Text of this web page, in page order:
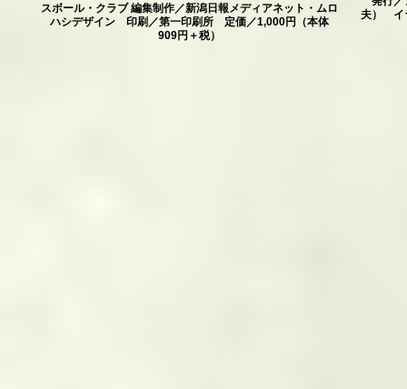
スボール・クラブ 編集制作／新潟日報メディアネット・ムロ
ハシデザイン 印刷／第一印刷所 定価／1,000円（本体
909円＋税）
夫） イ